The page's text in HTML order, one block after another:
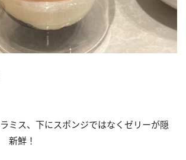
ミス、下にスポンジではなくゼリーが隠
新鮮！